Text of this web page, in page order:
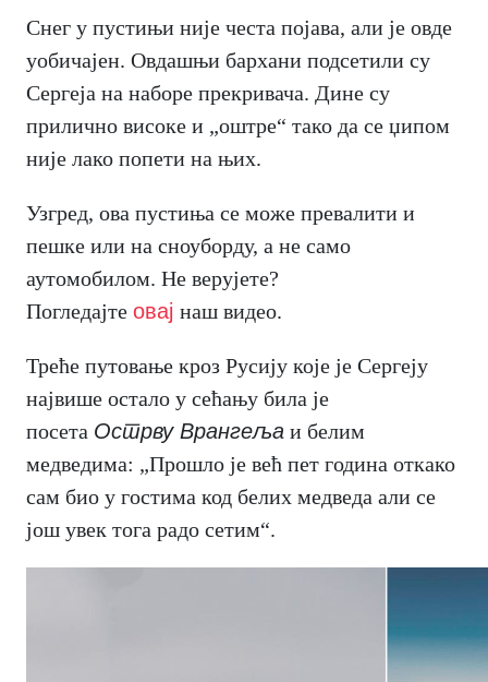
Снег у пустињи није честа појава, али је овде
уобичајен. Овдашњи бархани подсетили су
Сергеја на наборе прекривача. Дине су
прилично високе и „оштре“ тако да се џипом
није лако попети на њих.
Узгред, ова пустиња се може превалити и
пешке или на сноуборду, а не само
аутомобилом. Не верујете?
Погледајте овај наш видео.
Треће путовање кроз Русију које је Сергеју
највише остало у сећању била је
посета Острву Врангеља и белим
медведима: „Прошло је већ пет година откако
сам био у гостима код белих медведа али се
још увек тога радо сетим“.